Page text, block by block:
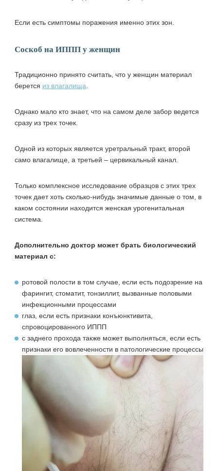
Если есть симптомы поражения именно этих зон.
Соскоб на ИППП у женщин
Традиционно принято считать, что у женщин материал
берется из влагалища
Однако мало кто знает, что на самом деле забор ведется
сразу из трех точек.
Одной из которых является уретральный тракт, второй
само влагалище, а третьей – цервикальный канал.
Только комплексное исследование образцов с этих трех
точек дает хоть сколько-нибудь значимые данные о том, в
каком состоянии находится женская урогенитальная
система.
Дополнительно доктор может брать биологический
материал с:
ротовой полости в том случае, если есть подозрение на
фарингит, стоматит, тонзиллит, вызванные половыми
инфекционными процессами
глаз, если есть признаки конъюнктивита,
спровоцированного ИППП
с заднего прохода также может выполняться, если есть
признаки его вовлеченности в патологические процессы